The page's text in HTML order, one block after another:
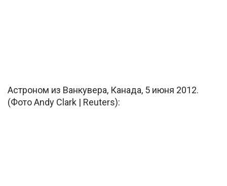
Астроном из Ванкувера, Канада, 5 июня 2012.
(Фото Andy Clark | Reuters):